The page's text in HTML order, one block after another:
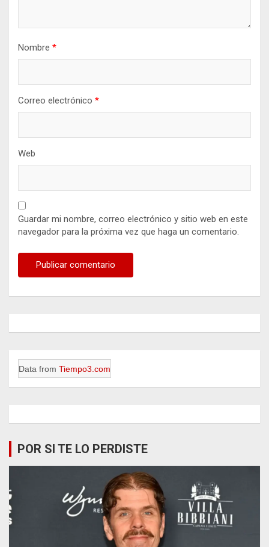
Nombre *
Correo electrónico *
Web
Guardar mi nombre, correo electrónico y sitio web en este
navegador para la próxima vez que haga un comentario.
Data from Tiempo3.com
POR SI TE LO PERDISTE